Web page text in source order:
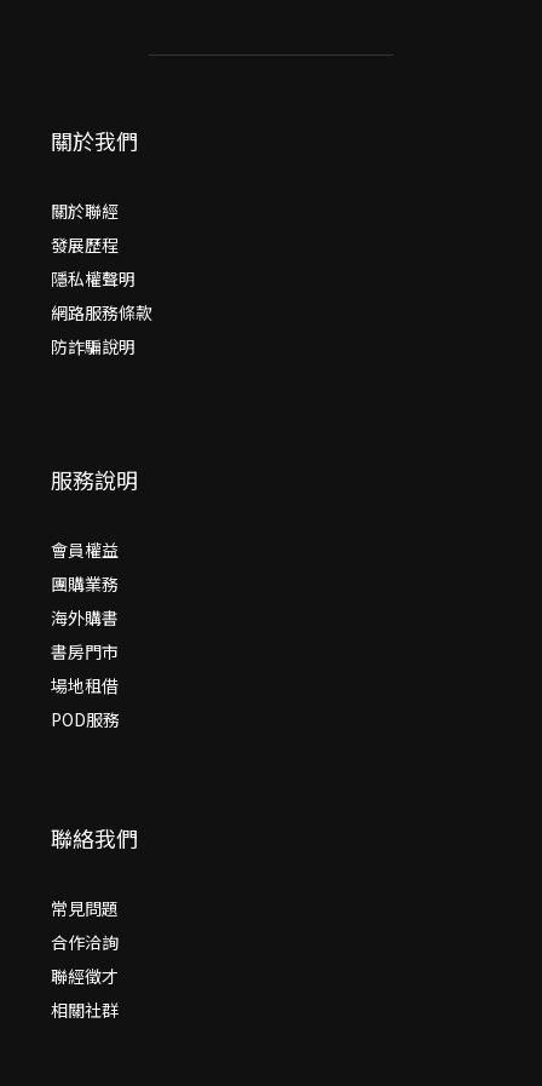
關於我們
關於聯經
發展歷程
隱私權聲明
網路服務條款
防詐騙說明
服務說明
會員權益
團購業務
海外購書
書房門市
場地租借
POD服務
聯絡我們
常見問題
合作洽詢
聯經徵才
相關社群